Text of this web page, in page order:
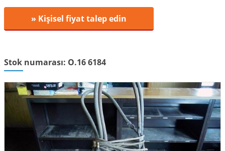
» Kişisel fiyat talep edin
Stok numarası: O.16 6184